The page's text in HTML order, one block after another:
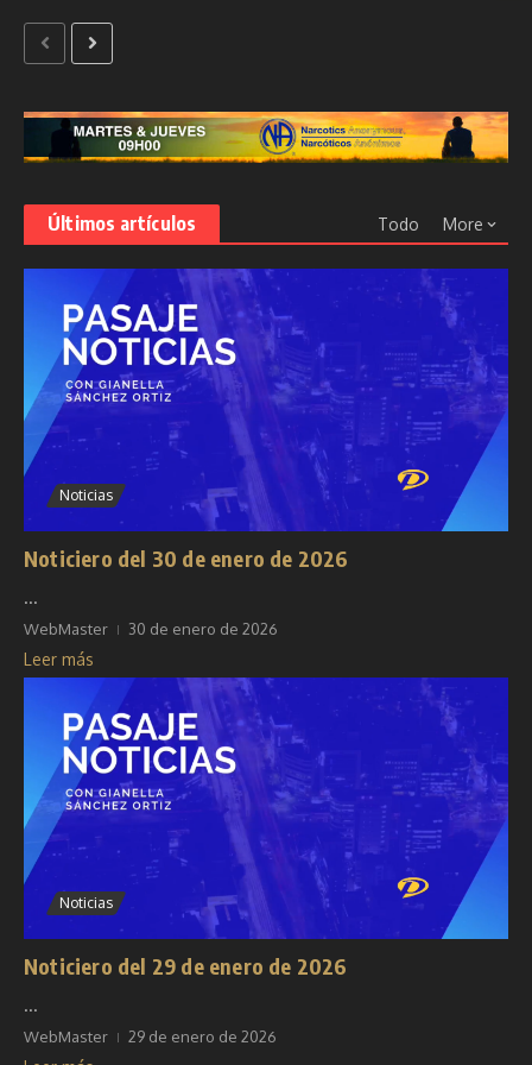
Últimos artículos Todo More
Noticias
Noticiero del 30 de enero de 2026
...
WebMaster 30 de enero de 2026
Leer más
Noticias
Noticiero del 29 de enero de 2026
...
WebMaster 29 de enero de 2026